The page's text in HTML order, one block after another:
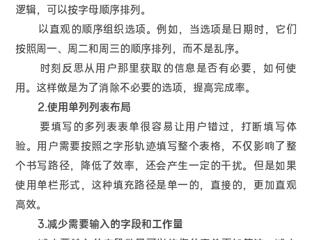
逻辑，可以按字母顺序排列。
以直观的顺序组织选项。例如，当选项是日期时，它们
按照周一、周二和周三的顺序排列，而不是乱序。
时刻反思从用户那里获取的信息是否有必要，如何使
用。这样做是为了消除不必要的选项，提高完成率。
2.使用单列列表布局
要填写的多列表表单很容易让用户错过，打断填写体
验。用户需要按照之字形轨迹填写整个表格，不仅影响了整
个书写路径，降低了效率，还会产生一定的干扰。但是如果
使用单栏形式，这种填充路径是单一的，直接的，更加直观
高效。
3.减少需要输入的字段和工作量